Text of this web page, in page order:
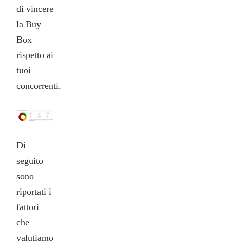
di vincere
la Buy
Box
rispetto ai
tuoi
concorrenti.
Di
seguito
sono
riportati i
fattori
che
valutiamo